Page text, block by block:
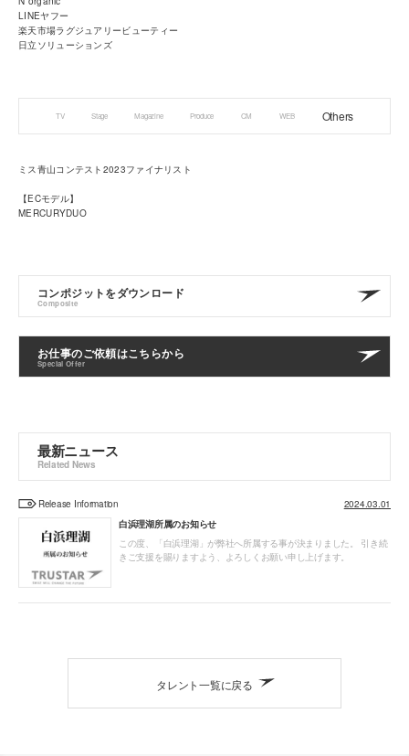
LINEヤフー
楽天市場ラグジュアリービューティー
日立ソリューションズ
TV Stage Magazine Produce CM WEB Others
ミス青山コンテスト2023ファイナリスト
【ECモデル】
MERCURYDUO
コンポジットをダウンロード
Composite
お仕事のご依頼はこちらから
Special Offer
最新ニュース
Related News
Release Information
2024.03.01
白浜理湖所属のお知らせ
この度、「白浜理湖」が弊社へ所属する事が決まりました。 引き続
きご支援を賜りますよう、よろしくお願い申し上げます。
タレント一覧に戻る